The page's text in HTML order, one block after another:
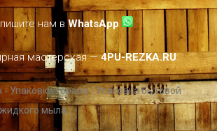
нам вWhatsApp
мастерская —4PU-REZKA.RU
- Упаковка товара-Упаковка бытовой
мыла